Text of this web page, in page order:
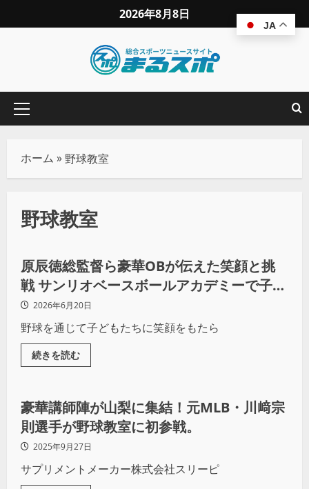
2026年8月8日
ホーム » 野球教室
野球教室
次世代アスリート
原辰徳総監督ら豪華OBが伝えた笑顔と挑
戦 サンリオベースボールアカデミーで子ど
もたちに切り拓いた“無限の可能性”
2026年6月20日
野球を通じて子どもたちに笑顔をもたら
続きを読む
地域スポーツ
豪華講師陣が山梨に集結！元MLB・川﨑宗
則選手が野球教室に初参戦。
2025年9月27日
サプリメントメーカー株式会社スリーピ
JA